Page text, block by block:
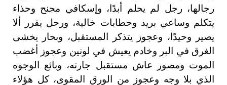
رجالها، رجل لم يحلم أبدًا، وإسكافي مجنح وحذاء
يتكلم وساعي بريد وخطابات خالية، ورجل يقرر ألا
يصير وحيدًا، وعجوز يتذكر المستقبل، وبحار يخشى
الغرق في البر وخادم يعيش في لونين وعجوز أغضب
الموت ومصور عاش مستقبل جارته، وبائع الوجوه
الذي بلا وجه وعجوز من الورق المقوى، كل هؤلاء